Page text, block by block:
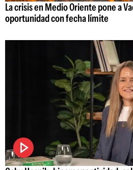
La crisis en Medio Oriente pone a
oportunidad con fecha límite